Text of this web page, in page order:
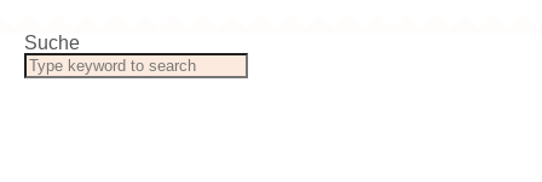
Suche